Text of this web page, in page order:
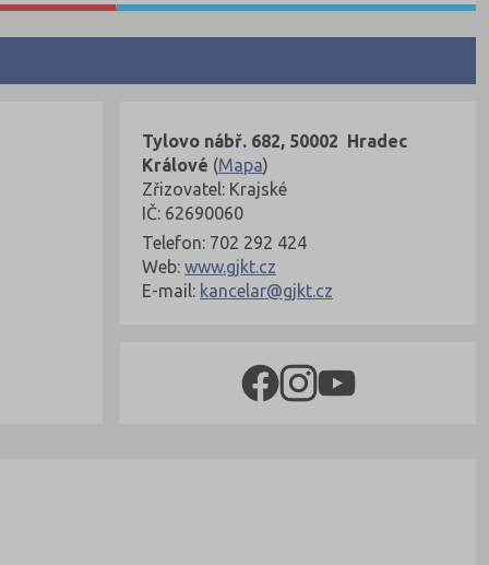
Tylovo nábř. 682, 50002 Hradec
Králové (Mapa)
Zřizovatel: Krajské
IČ: 62690060
Telefon: 702 292 424
Web: www.gjkt.cz
E-mail: kancelar@gjkt.cz